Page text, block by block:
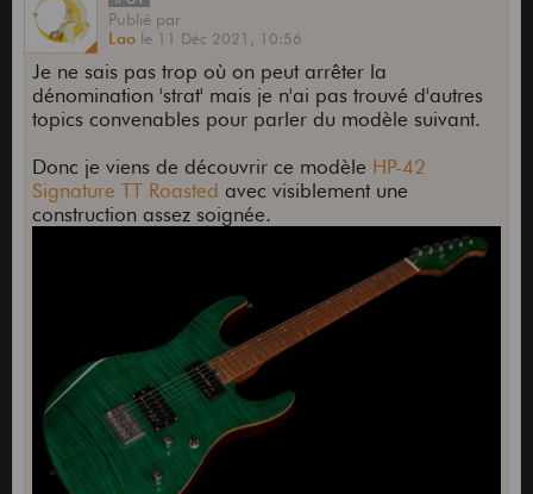
Publié par
Lao le 11 Déc 2021, 10:56
Je ne sais pas trop où on peut arrêter la
dénomination 'strat' mais je n'ai pas trouvé d'autres
topics convenables pour parler du modèle suivant.
Donc je viens de découvrir ce modèle HP-42
Signature TT Roasted avec visiblement une
construction assez soignée.